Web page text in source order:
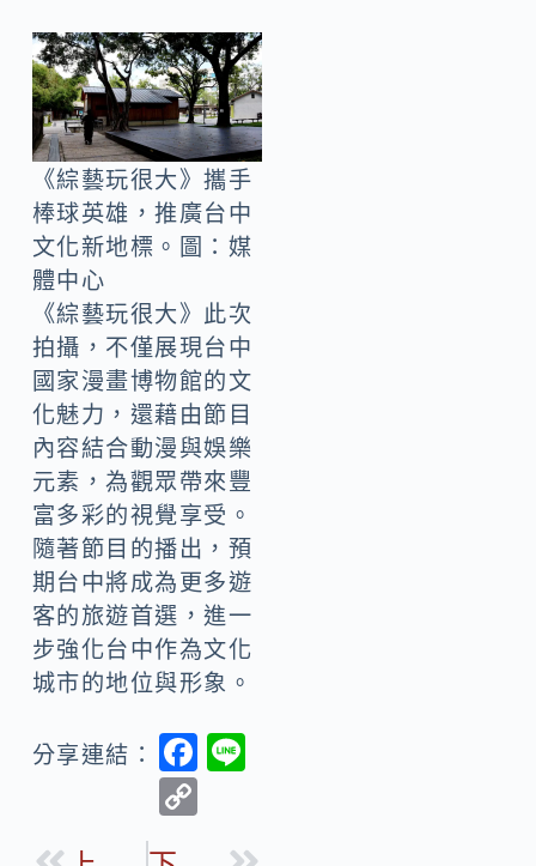
《綜藝玩很大》攜手
棒球英雄，推廣台中
文化新地標。圖：媒
體中心
《綜藝玩很大》此次
拍攝，不僅展現台中
國家漫畫博物館的文
化魅力，還藉由節目
內容結合動漫與娛樂
元素，為觀眾帶來豐
富多彩的視覺享受。
隨著節目的播出，預
期台中將成為更多遊
客的旅遊首選，進一
步強化台中作為文化
城市的地位與形象。
分享連結：
F